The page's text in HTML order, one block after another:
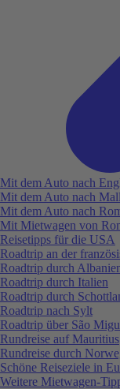
Mit dem Auto nach
Mit dem Auto nach
Mit dem Auto nach
Mit Mietwagen von
Reisetipps für die USA
Roadtrip an der
Roadtrip durch
Roadtrip durch Italien
Roadtrip durch
Roadtrip nach Sylt
Roadtrip über São
Rundreise auf Mauritius
Rundreise durch
Schöne Reiseziele in
Weitere Mietwagen-